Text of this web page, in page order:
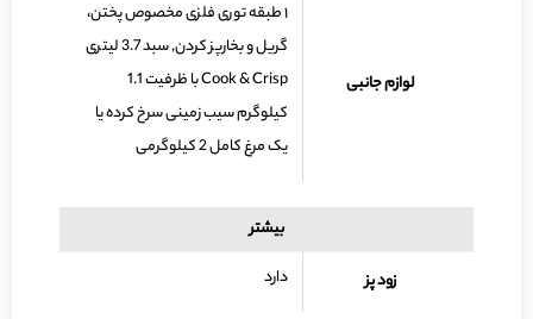
لوازم جانبی
۱ طبقه توری فلزی مخصوص پختن،
گریل و بخارپز کردن, سبد 3.7 لیتری
Cook & Crisp با ظرفیت 1.1
کیلوگرم سیب زمینی سرخ کرده یا
یک مرغ کامل 2 کیلوگرمی
بیشتر
زود پز دارد